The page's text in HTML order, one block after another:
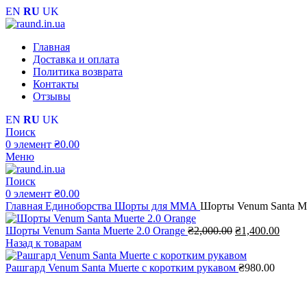
EN RU UK
Главная
Доставка и оплата
Политика возврата
Контакты
Отзывы
EN RU UK
Поиск
0 элемент ₴0.00
Меню
Поиск
0 элемент ₴0.00
Главная Единоборства Шорты для ММА Шорты Venum Santa
Шорты Venum Santa Muerte 2.0 Orange ₴2,000.00 Первоначальная
составляла
₴2,000.00.
₴1,400.00
Назад к товарам
Рашгард Venum Santa Muerte с коротким рукавом ₴980.00